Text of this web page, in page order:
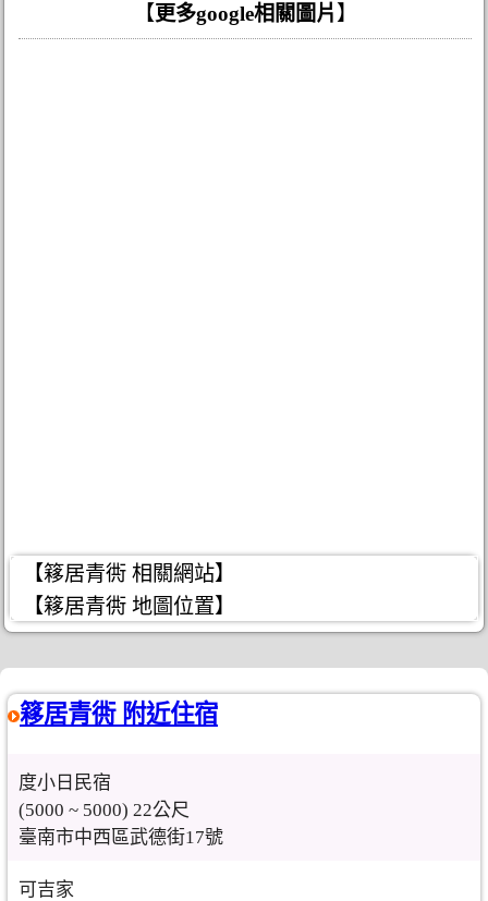
【更多google相關圖片 】
【簃居青衖 相關網站】
【簃居青衖 地圖位置】
簃居青衖 附近住宿
度小日民宿
(5000 ~ 5000) 22公尺
臺南市中西區武德街17號
可吉家